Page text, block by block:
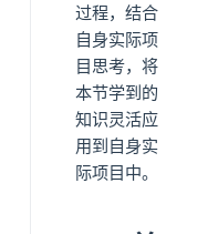
过程，结合
自身实际项
目思考，将
本节学到的
知识灵活应
用到自身实
际项目中。